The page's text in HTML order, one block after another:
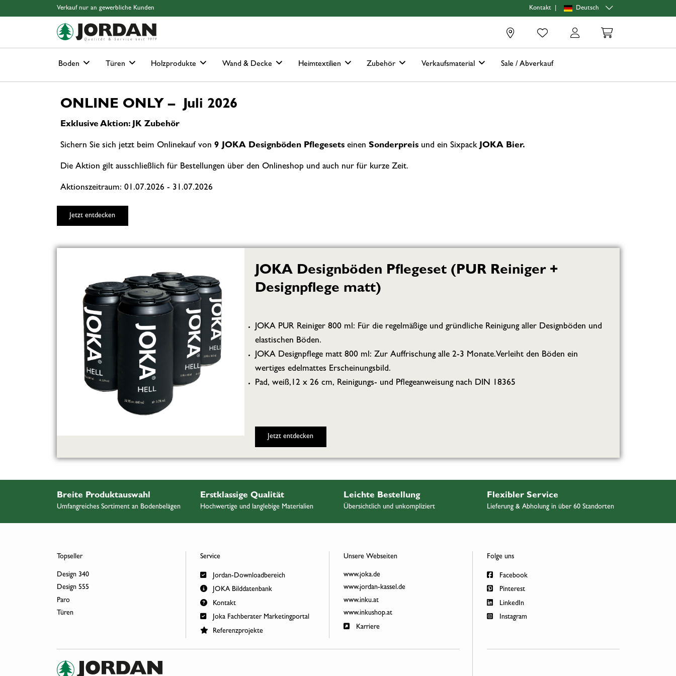
Springe zu Hauptinhalt Springe zum Header Springe zum Footer
Verkauf nur an gewerbliche Kunden Kontakt Deutsch
Boden Türen Holzprodukte Wand & Decke Heimtextilien Zubehör Verkaufsmaterial Sale / Abverkauf
ONLINE ONLY – Juli 2026
Exklusive Aktion: JK Zubehör
Sichern Sie sich jetzt beim Onlinekauf von 9 JOKA Designböden Pflegesets einen Sonderpreisund ein Sixpack JOKA Bier.
Die Aktion gilt ausschließlich für Bestellungen über den Onlineshop und auch nur für kurze Zeit.
Aktionszeitraum: 01.07.2026 - 31.07.2026
Jetzt entdecken
JOKA Designböden Pflegeset (PUR Reiniger +
Designpflege matt)
JOKA PUR Reiniger 800 ml: Für die regelmäßige und gründliche Reinigung aller Designböden und
elastischen Böden.
JOKA Designpflege matt 800 ml: Zur Auffrischung alle 2-3 Monate.Verleiht den Böden ein
wertiges edelmattes Erscheinungsbild.
Pad, weiß,12 x 26 cm, Reinigungs- und Pflegeanweisung nach DIN 18365
Jetzt entdecken
Breite Produktauswahl
Umfangreiches Sortiment an Bodenbelägen
Erstklassige Qualität
Hochwertige und langlebige Materialien
Leichte Bestellung
Übersichtlich und unkompliziert
Flexibler Service
Lieferung & Abholung in über 60 Standorten
Topseller
Design 340
Design 555
Paro
Türen
Service
Jordan-Downloadbereich
JOKA Bilddatenbank
Kontakt
Joka Fachberater Marketingportal
Referenzprojekte
Unsere Webseiten
www.joka.de
www.jordan-kassel.de
www.inku.at
www.inkushop.at
Karriere
Folge uns
Facebook
Pinterest
LinkedIn
Instagram